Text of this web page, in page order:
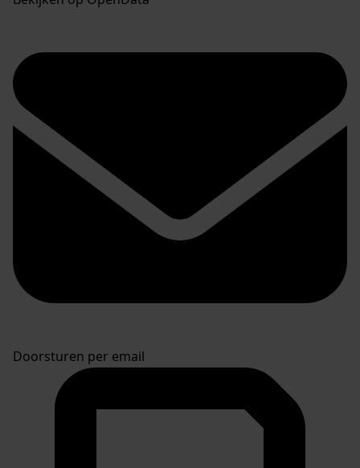
Doorsturen per email